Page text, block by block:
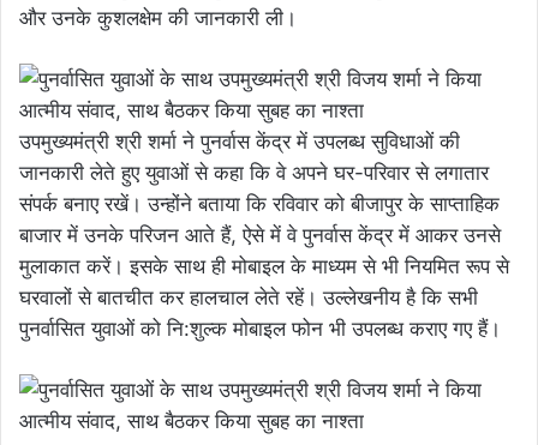
और उनके कुशलक्षेम की जानकारी ली।
उपमुख्यमंत्री श्री शर्मा ने पुनर्वास केंद्र में उपलब्ध सुविधाओं की
जानकारी लेते हुए युवाओं से कहा कि वे अपने घर-परिवार से लगातार
संपर्क बनाए रखें। उन्होंने बताया कि रविवार को बीजापुर के साप्ताहिक
बाजार में उनके परिजन आते हैं, ऐसे में वे पुनर्वास केंद्र में आकर उनसे
मुलाकात करें। इसके साथ ही मोबाइल के माध्यम से भी नियमित रूप से
घरवालों से बातचीत कर हालचाल लेते रहें। उल्लेखनीय है कि सभी
पुनर्वासित युवाओं को नि:शुल्क मोबाइल फोन भी उपलब्ध कराए गए हैं।